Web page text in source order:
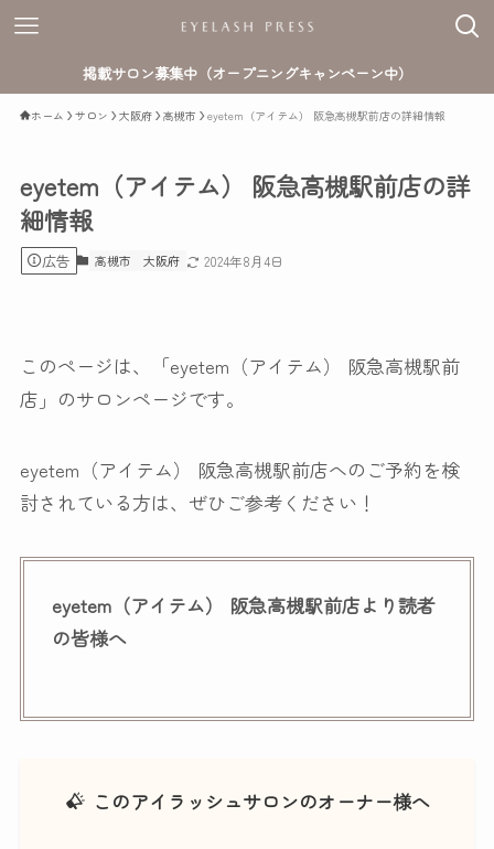
掲載サロン募集中（オープニングキャンペーン中）
ホーム サロン 大阪府 高槻市 eyetem（アイテム） 阪急高槻駅前店の詳細情報
eyetem（アイテム） 阪急高槻駅前店の詳
細情報
広告 高槻市 大阪府 2024年8月4日
このページは、「eyetem（アイテム） 阪急高槻駅前
店」のサロンページです。
eyetem（アイテム） 阪急高槻駅前店へのご予約を検
討されている方は、ぜひご参考ください！
eyetem（アイテム） 阪急高槻駅前店より読者
の皆様へ
このアイラッシュサロンのオーナー様へ